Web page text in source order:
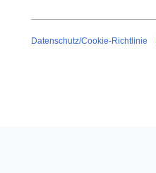
Datenschutz/Cookie-Richtlinie